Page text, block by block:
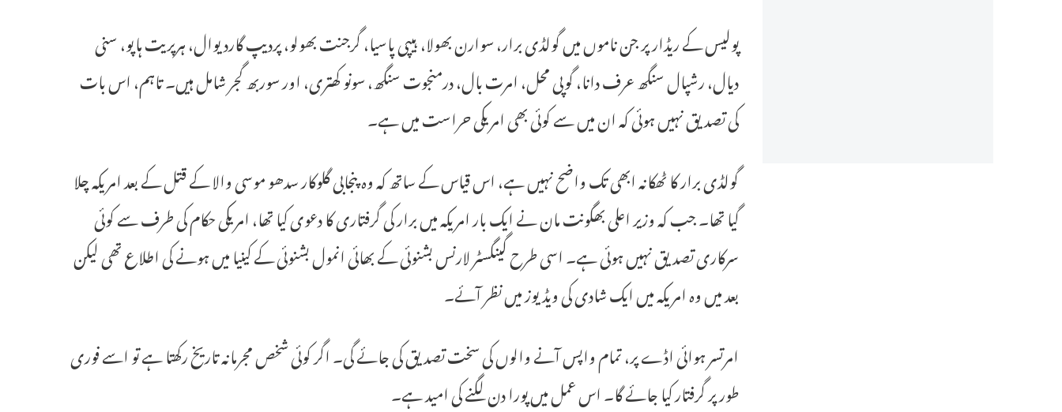
پولیس کے ریڈار پر جن ناموں میں گولڈی برار، سوارن بھولا، ہیپی پاسیا، گرجنت بھولو، پردیپ گاردیوال، ہرپریت ہاپو، سنی
دیال، رشپال سنگھ عرف دانا، گوپی محل، امرت بال، درمنجوت سنگھ، سونو کھتری، اور سوربھ گجر شامل ہیں۔ تاہم، اس بات
کی تصدیق نہیں ہوئی کہ ان میں سے کوئی بھی امریکی حراست میں ہے۔
گولڈی برار کا ٹھکانہ ابھی تک واضح نہیں ہے، اس قیاس کے ساتھ کہ وہ پنجابی گلوکار سدھو موسی والا کے قتل کے بعد امریکہ چلا
گیا تھا۔ جب کہ وزیر اعلی بھگونت مان نے ایک بار امریکہ میں برار کی گرفتاری کا دعوی کیا تھا، امریکی حکام کی طرف سے کوئی
سرکاری تصدیق نہیں ہوئی ہے۔ اسی طرح گینگسٹر لارنس بشنوئی کے بھائی انمول بشنوئی کے کینیا میں ہونے کی اطلاع تھی لیکن
بعد میں وہ امریکہ میں ایک شادی کی ویڈیوز میں نظر آئے۔
امرتسر ہوائی اڈے پر، تمام واپس آنے والوں کی سخت تصدیق کی جائے گی۔ اگر کوئی شخص مجرمانہ تاریخ رکھتا ہے تو اسے فوری
طور پر گرفتار کیا جائے گا۔ اس عمل میں پورا دن لگنے کی امید ہے۔